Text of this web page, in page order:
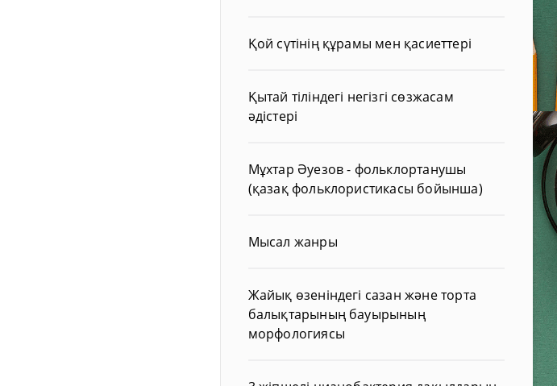
Қой сүтінің құрамы мен қасиеттері
Қытай тіліндегі негізгі сөзжасам
әдістері
Мұхтар Әуезов - фольклортанушы
(қазақ фольклористикасы бойынша)
Мысал жанры
Жайық өзеніндегі сазан және торта
балықтарының бауырының
морфологиясы